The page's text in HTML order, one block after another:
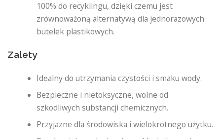
100% do recyklingu, dzięki czemu jest
zrównoważoną alternatywą dla jednorazowych
butelek plastikowych.
Zalety
Idealny do utrzymania czystości i smaku wody.
Bezpieczne i nietoksyczne, wolne od
szkodliwych substancji chemicznych.
Przyjazne dla środowiska i wielokrotnego użytku.